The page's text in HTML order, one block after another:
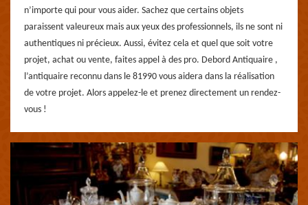
n’importe qui pour vous aider. Sachez que certains objets
paraissent valeureux mais aux yeux des professionnels, ils ne sont ni
authentiques ni précieux. Aussi, évitez cela et quel que soit votre
projet, achat ou vente, faites appel à des pro. Debord Antiquaire ,
l’antiquaire reconnu dans le 81990 vous aidera dans la réalisation
de votre projet. Alors appelez-le et prenez directement un rendez-
vous !